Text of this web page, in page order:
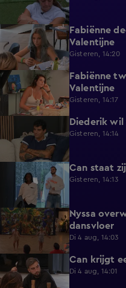
0:29
Fabiënne
Valentijne
Gisteren, 14:20
0:58
Fabiënne
Valentijne
Gisteren, 14:17
Diederik
Gisteren, 14:14
Can staat
Gisteren, 14:13
0:35
Nyssa
dansvloer
Di 4 aug, 14:03
0:34 Can krijgt
Di 4 aug, 14:01